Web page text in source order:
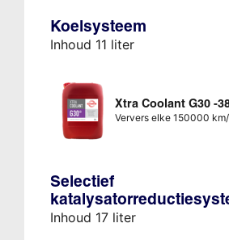
Koelsysteem
Inhoud 11 liter
Xtra Coolant G30 -
Ververs elke 150000
Selectief
Inhoud 17 liter